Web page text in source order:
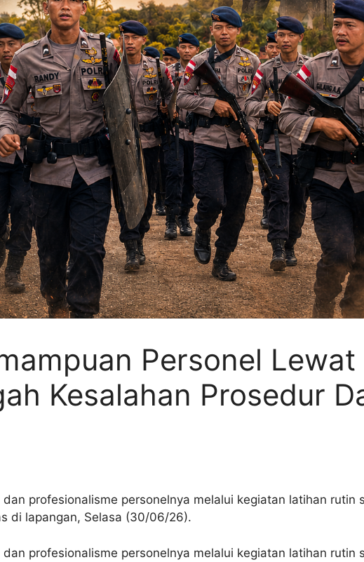
Personel Lewat
Kesalahan Prosedur
profesionalisme personelnya melalui kegiatan latihan rutin
di lapangan, Selasa (30/06/26).
profesionalisme personelnya melalui kegiatan latihan rutin